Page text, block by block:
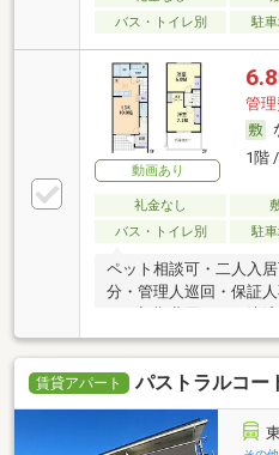
バス・トイレ別
駐
動画あり
管理
1階
礼金なし
バス・トイレ別
駐
ペット相談可・二人入
分・管理人巡回・保証
賃貸アパート パストラルコ